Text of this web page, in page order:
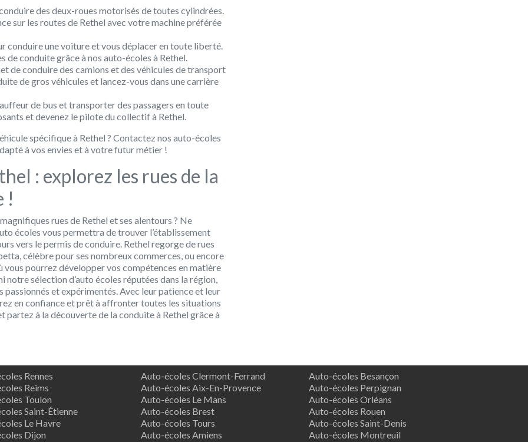
des deux-roues motorisés de toutes cylindrées.
sur les routes de Rethel avec votre machine préférée
conduire une voiture et vous déplacer en toute liberté.
de conduite grâce à nos auto-écoles à Rethel.
de conduire des camions et des véhicules de transport
de gros véhicules et lancez-vous dans une carrière
de bus et transporter des passagers en toute
et devenez le pilote du collectif à Rethel.
spécifique à Rethel ? Contactez nos auto-écoles
à vos envies et à votre futur métier !
: explorez les rues de la
!
rues de Rethel et ses alentours ? Ne
écoles vous permettra de trouver l’établissement
vers le permis de conduire. Rethel regorge de rues
célèbre pour ses nombreux commerces, ou encore
vous pourrez développer vos compétences en matière
sélection d’auto écoles réputées dans la région,
et expérimentés. Avec leur patience et leur
en confiance et prêt à affronter toutes les situations
partez à la découverte de la conduite à Rethel grâce à
Rennes
Reims
Toulon
Saint-Étienne
Le Havre
Dijon
Auto-écoles Clermont-Ferrand
Auto-écoles Aix-En-Provence
Auto-écoles Le Mans
Auto-écoles Brest
Auto-écoles Tours
Auto-écoles Amiens
Auto-écoles Besançon
Auto-écoles Perpignan
Auto-écoles Orléans
Auto-écoles Rouen
Auto-écoles Saint-Denis
Auto-écoles Montreuil